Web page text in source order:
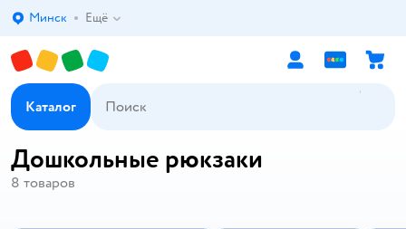
Выбор адреса доставки.
Минск Ещё
Каталог
Дошкольные рюкзаки
8 товаров